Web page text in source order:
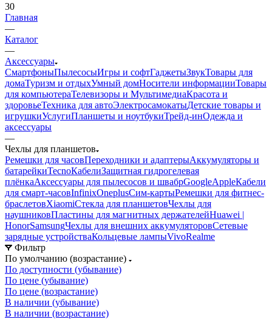
30
Главная
—
Каталог
—
Аксессуары
СмартфоныПылесосыИгры и софтГаджетыЗвукТовары для
домаТуризм и отдыхУмный домНосители информацииТовары
для компьютераТелевизоры и МультимедиаКрасота и
здоровьеТехника для автоЭлектросамокатыДетские товары и
игрушкиУслугиПланшеты и ноутбукиТрейд-инОдежда и
аксессуары
—
Чехлы для планшетов
Ремешки для часовПереходники и адаптерыАккумуляторы и
батарейкиTecnoКабелиЗащитная гидрогелевая
плёнкаАксессуары для пылесосов и швабрGoogleAppleКабели
для смарт-часовInfinixOneplusСим-картыРемешки для фитнес-
браслетовXiaomiСтекла для планшетовЧехлы для
наушниковПластины для магнитных держателейHuawei |
HonorSamsungЧехлы для внешних аккумуляторовСетевые
зарядные устройстваКольцевые лампыVivoRealme
Фильтр
По умолчанию (возрастание)
По доступности (убывание)
По цене (убывание)
По цене (возрастание)
В наличии (убывание)
В наличии (возрастание)